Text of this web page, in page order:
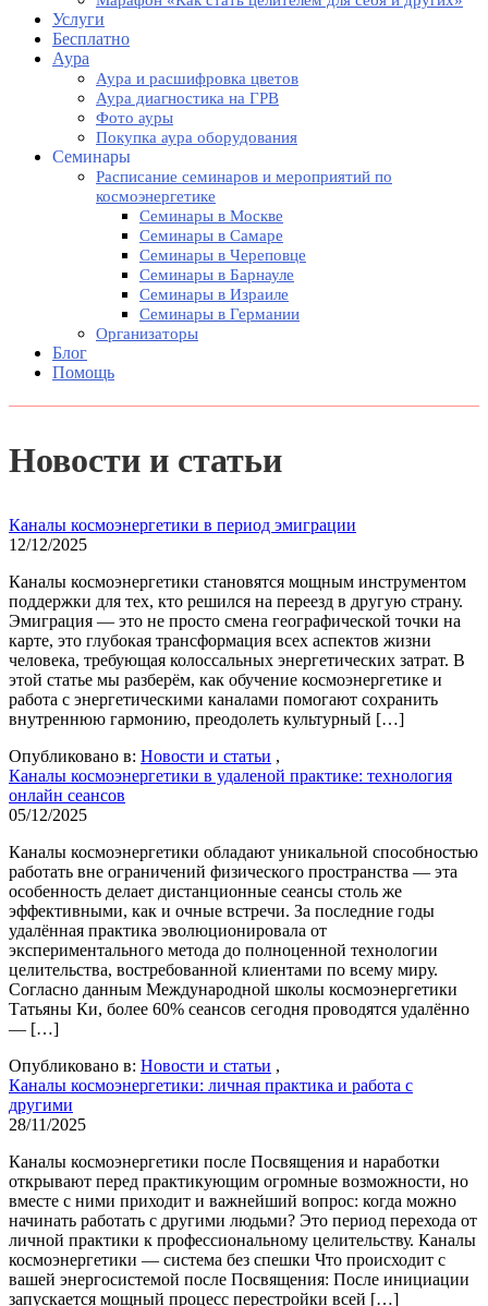
Услуги
Бесплатно
Аура
Аура и расшифровка цветов
Аура диагностика на ГРВ
Фото ауры
Покупка аура оборудования
Семинары
Расписание семинаров и мероприятий по
космоэнергетике
Семинары в Москве
Семинары в Самаре
Семинары в Череповце
Семинары в Барнауле
Семинары в Израиле
Семинары в Германии
Организаторы
Блог
Помощь
Новости и статьи
Каналы космоэнергетики в период эмиграции
12/12/2025
Каналы космоэнергетики становятся мощным инструментом
поддержки для тех, кто решился на переезд в другую страну.
Эмиграция — это не просто смена географической точки на
карте, это глубокая трансформация всех аспектов жизни
человека, требующая колоссальных энергетических затрат. В
этой статье мы разберём, как обучение космоэнергетике и
работа с энергетическими каналами помогают сохранить
внутреннюю гармонию, преодолеть культурный […]
Опубликовано в: Новости и статьи ,
Каналы космоэнергетики в удаленой практике: технология
онлайн сеансов
05/12/2025
Каналы космоэнергетики обладают уникальной способностью
работать вне ограничений физического пространства — эта
особенность делает дистанционные сеансы столь же
эффективными, как и очные встречи. За последние годы
удалённая практика эволюционировала от
экспериментального метода до полноценной технологии
целительства, востребованной клиентами по всему миру.
Согласно данным Международной школы космоэнергетики
Татьяны Ки, более 60% сеансов сегодня проводятся удалённо
— […]
Опубликовано в: Новости и статьи ,
Каналы космоэнергетики: личная практика и работа с
другими
28/11/2025
Каналы космоэнергетики после Посвящения и наработки
открывают перед практикующим огромные возможности, но
вместе с ними приходит и важнейший вопрос: когда можно
начинать работать с другими людьми? Это период перехода от
личной практики к профессиональному целительству. Каналы
космоэнергетики — система без спешки Что происходит с
вашей энергосистемой после Посвящения: После инициации
запускается мощный процесс перестройки всей […]